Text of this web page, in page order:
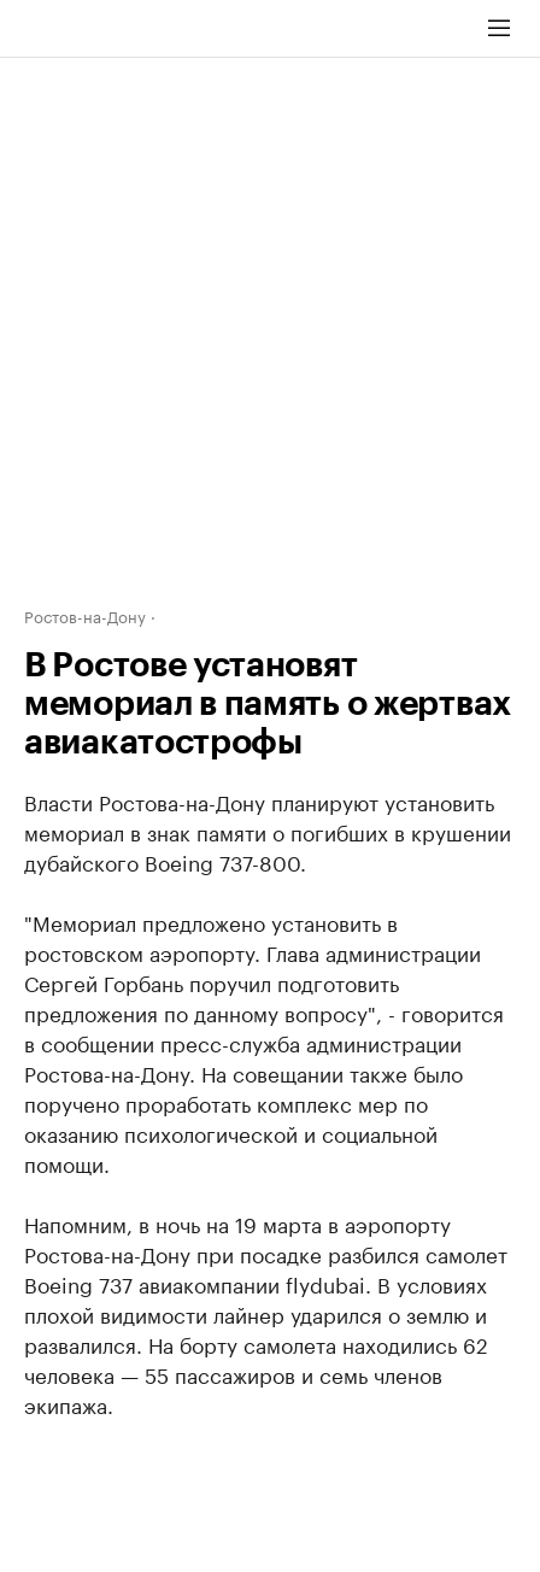
Ростов-на-Дону
В Ростове установят
мемориал в память о жертвах
авиакатострофы
Власти Ростова-на-Дону планируют установить
мемориал в знак памяти о погибших в крушении
дубайского Boeing 737-800.
"Мемориал предложено установить в
ростовском аэропорту. Глава администрации
Сергей Горбань поручил подготовить
предложения по данному вопросу", - говорится
в сообщении пресс-служба администрации
Ростова-на-Дону. На совещании также было
поручено проработать комплекс мер по
оказанию психологической и социальной
помощи.
Напомним, в ночь на 19 марта в аэропорту
Ростова-на-Дону при посадке разбился самолет
Boeing 737 авиакомпании flydubai. В условиях
плохой видимости лайнер ударился о землю и
развалился. На борту самолета находились 62
человека — 55 пассажиров и семь членов
экипажа.